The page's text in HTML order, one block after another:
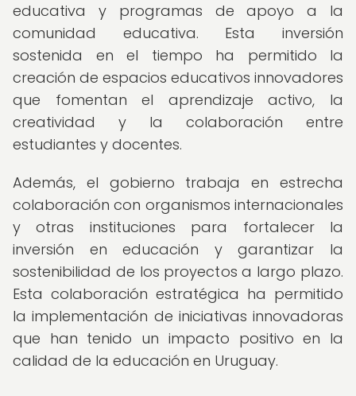
educativa y programas de apoyo a la
comunidad educativa. Esta inversión
sostenida en el tiempo ha permitido la
creación de espacios educativos innovadores
que fomentan el aprendizaje activo, la
creatividad y la colaboración entre
estudiantes y docentes.
Además, el gobierno trabaja en estrecha
colaboración con organismos internacionales
y otras instituciones para fortalecer la
inversión en educación y garantizar la
sostenibilidad de los proyectos a largo plazo.
Esta colaboración estratégica ha permitido
la implementación de iniciativas innovadoras
que han tenido un impacto positivo en la
calidad de la educación en Uruguay.